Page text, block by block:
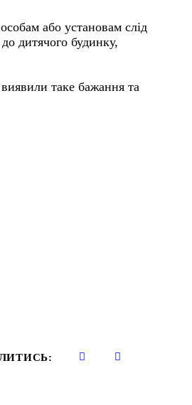
або установам слід
дитячого будинку,
таке бажання та